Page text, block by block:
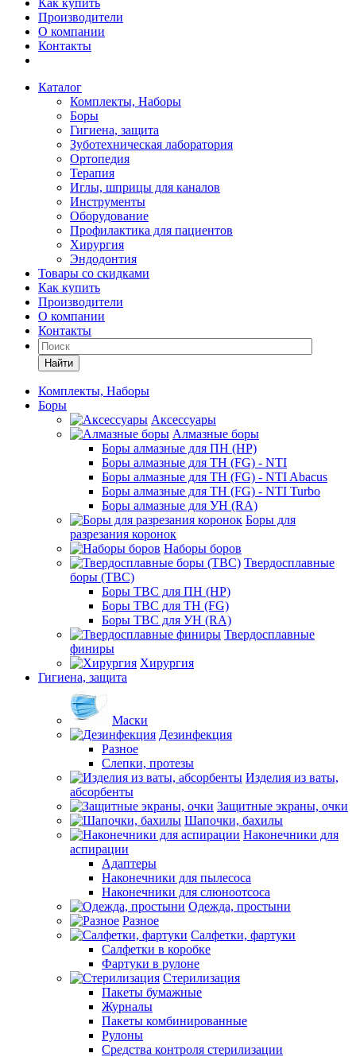
Как купить
Производители
О компании
Контакты
Каталог
Комплекты, Наборы
Боры
Гигиена, защита
Зуботехническая лаборатория
Ортопедия
Терапия
Иглы, шприцы для каналов
Инструменты
Оборудование
Профилактика для пациентов
Хирургия
Эндодонтия
Товары со скидками
Как купить
Производители
О компании
Контакты
Найти
Комплекты, Наборы
Боры
Аксессуары
Алмазные боры
Боры алмазные для ПН (HP)
Боры алмазные для ТН (FG) - NTI
Боры алмазные для ТН (FG) - NTI Abacus
Боры алмазные для ТН (FG) - NTI Turbo
Боры алмазные для УН (RA)
Боры для
разрезания коронок
Наборы боров
Твердосплавные
боры (ТВС)
Боры ТВС для ПН (HP)
Боры ТВС для ТН (FG)
Боры ТВС для УН (RA)
Твердосплавные
финиры
Хирургия
Гигиена, защита
Маски
Дезинфекция
Разное
Слепки, протезы
Изделия из ваты,
абсорбенты
Защитные экраны, очки
Шапочки, бахилы
Наконечники для
аспирации
Адаптеры
Наконечники для пылесоса
Наконечники для слюноотсоса
Одежда, простыни
Разное
Салфетки, фартуки
Салфетки в коробке
Фартуки в рулоне
Стерилизация
Пакеты бумажные
Журналы
Пакеты комбинированные
Рулоны
Средства контроля стерилизации